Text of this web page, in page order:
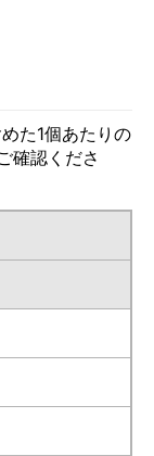
た1個あたりの
確認くださ